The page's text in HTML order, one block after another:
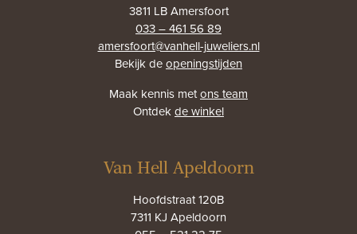
3811 LB Amersfoort
033 – 461 56 89
amersfoort@vanhell-juweliers.nl
Bekijk deopeningstijden
Maak kennis metons team
Ontdekde winkel
Van Hell Apeldoorn
Hoofdstraat 120B
7311 KJ Apeldoorn